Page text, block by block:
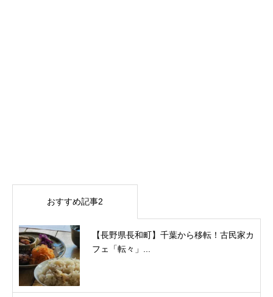
おすすめ記事2
【長野県長和町】千葉から移転！古民家カ
フェ「転々」...